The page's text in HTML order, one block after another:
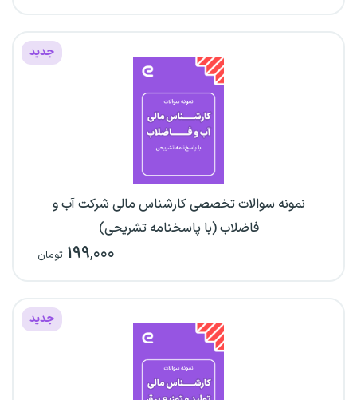
جدید
نمونه سوالات تخصصی کارشناس مالی شرکت آب و
فاضلاب (با پاسخنامه تشریحی)
۱۹۹,۰۰۰ تومان
جدید